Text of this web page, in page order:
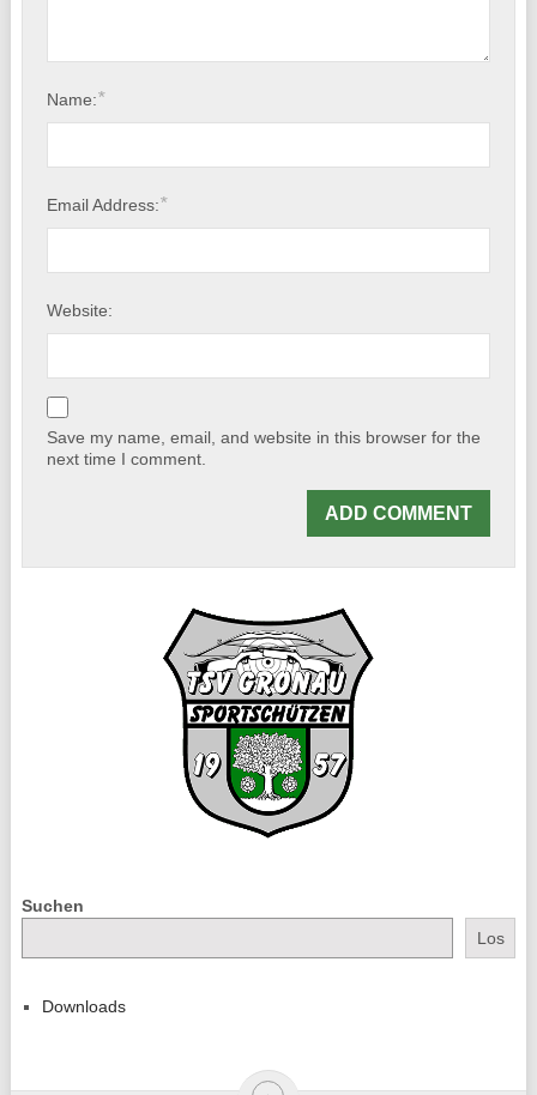
Name:*
Email Address:*
Website:
Save my name, email, and website in this browser for the
next time I comment.
Suchen
Los
Downloads